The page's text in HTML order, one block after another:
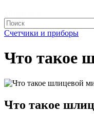
Счетчики и приборы
Что такое
Что такое